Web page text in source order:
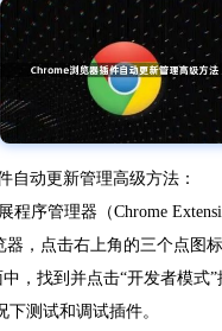
自动更新管理高级方法：
程序管理器（Chrome
器，点击右上角的三个点图标
，找到并点击“开发者模式
测试和调试插件。